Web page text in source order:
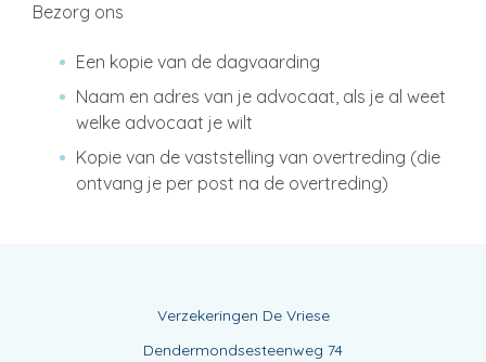
Bezorg ons
Een kopie van de dagvaarding
Naam en adres van je advocaat, als je al weet
welke advocaat je wilt
Kopie van de vaststelling van overtreding (die
ontvang je per post na de overtreding)
Verzekeringen De Vriese
Dendermondsesteenweg 74